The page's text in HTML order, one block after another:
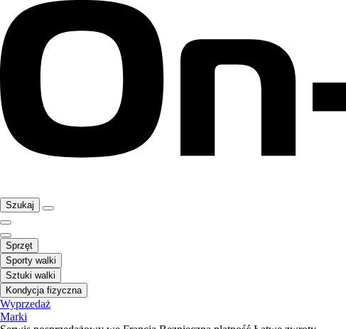
Szukaj
Sprzęt
Sporty walki
Sztuki walki
Kondycja fizyczna
Wyprzedaż
Marki